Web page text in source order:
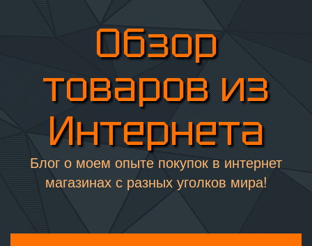
Обзор
товаров из
Интернета
Блог о моем опыте покупок в интернет
магазинах с разных уголков мира!